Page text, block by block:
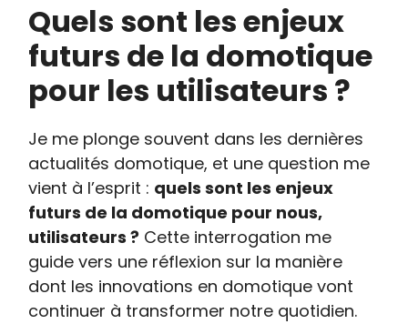
Quels sont les enjeux
futurs de la domotique
pour les utilisateurs ?
Je me plonge souvent dans les dernières
actualités domotique, et une question me
vient à l’esprit : quels sont les enjeux
futurs de la domotique pour nous,
utilisateurs ? Cette interrogation me
guide vers une réflexion sur la manière
dont les innovations en domotique vont
continuer à transformer notre quotidien.